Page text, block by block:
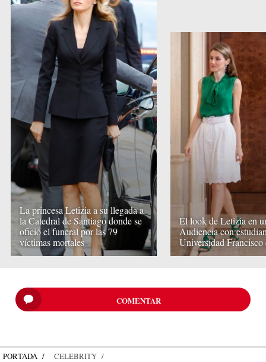
La princesa Letizia a su llegada a
la Catedral de Santiago donde se
ofició el funeral por las 79
víctimas mortales
El look de Letizia en
Audiencia con
Universidad
COMENTAR
PORTADA CELEBRITY